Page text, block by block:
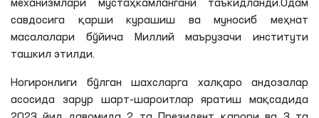
механизмлари мустаҳкамлангани таъкидланди.Одам
савдосига қарши курашиш ва муносиб меҳнат
масалалари бўйича Миллий маърузачи институти
ташкил этилди.
Ногиронлиги бўлган шахсларга халқаро андозалар
асосида зарур шарт-шароитлар яратиш мақсадида